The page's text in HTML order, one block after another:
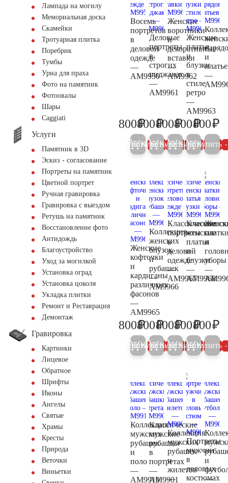
Лампада на могилу
Мемориальная доска
Скамейки
Тротуарная плитка
Поребрик
Тумбы
Урна для праха
Фото на памятник
Фотоовалы
Шары
Сaggiati
Услуги
Памятник в 3D
Эскиз - согласование
Портреты на памятник
Цветной портрет
Ручная гравировка
Гравировка с выездом
Ретушь на памятник
Восстановление фото
Антидождь
Благоустройство
Уход за могилкой
Установка оград
Установка цоколя
Укладка плитки
Ремонт и Реставрация
Демонтаж
Гравировка
Картинки
Лицевое
Обратное
Шрифты
Иконы
Ангелы
Святые
Храмы
Кресты
Природа
Веточки
Виньетки
Восемь
портретов
в
деловой
одежде
—
AM9950
800
800₽
Купить 5%
Деловые
портреты
в
строгих
пиджаках
—
AM9961
800
800₽
Купить 5%
Женские
воротники
и
декоративные
вставки
—
AM9962
800
800₽
Купить 5%
Женские
платья
и
блузки
в
стиле
ретро
—
AM9963
800
800₽
Купить 5%
и
—
800₽
Купить
Женские
кофточки
и
кардиганы
различных
фасонов
—
AM9965
800
800₽
Купить 5%
Коллекция
женских
блузок
и
рубашек
—
AM9966
800
800₽
Купить 5%
Классические
портреты
в
деловой
одежде
—
AM9967
800
800₽
Купить 5%
женские
платья
и
блузки
—
AM9968
800
800₽
Купить 5%
и
уборы
—
800₽
Купить
Коллекция
мужских
рубашек
и
поло
—
AM9910
Классические
мужские
рубашки
в
портретах
—
AM9901
Коллекция
мужских
рубашек
и
жилетов
—
Портреты
мужчин
в
деловых
костюмах
и
—